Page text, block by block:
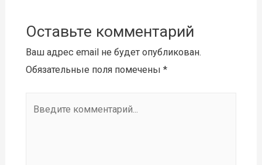
Оставьте комментарий
Ваш адрес email не будет опубликован.
Обязательные поля помечены *